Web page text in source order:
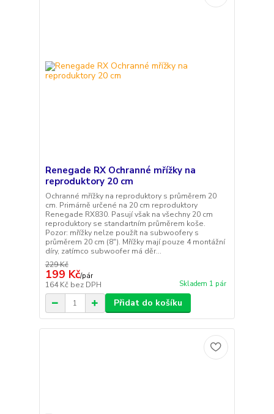
Renegade RX Ochranné mřížky na
reproduktory 20 cm
Ochranné mřížky na reproduktory s průměrem 20
cm. Primárně určené na 20 cm reproduktory
Renegade RX830. Pasují však na všechny 20 cm
reproduktory se standartním průměrem koše.
Pozor: mřížky nelze použít na subwoofery s
průměrem 20 cm (8"). Mřížky mají pouze 4 montážní
díry, zatímco subwoofer má děr...
229 Kč
199 Kč/pár
164 Kč bez DPH Skladem 1 pár
Přidat do košíku